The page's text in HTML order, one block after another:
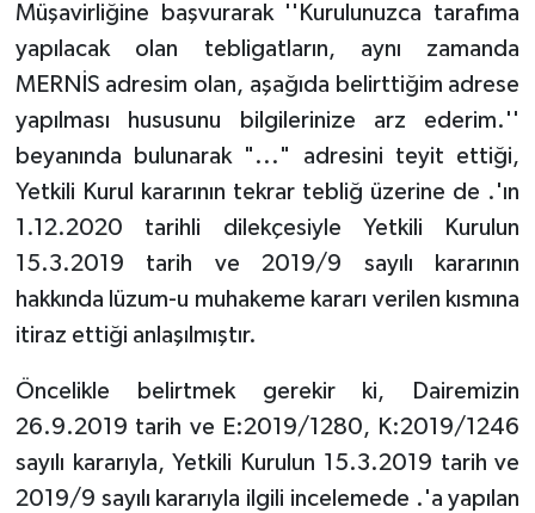
Müşavirliğine başvurarak ''Kurulunuzca tarafıma
yapılacak olan tebligatların, aynı zamanda
MERNİS adresim olan, aşağıda belirttiğim adrese
yapılması hususunu bilgilerinize arz ederim.''
beyanında bulunarak "..." adresini teyit ettiği,
Yetkili Kurul kararının tekrar tebliğ üzerine de .'ın
1.12.2020 tarihli dilekçesiyle Yetkili Kurulun
15.3.2019 tarih ve 2019/9 sayılı kararının
hakkında lüzum-u muhakeme kararı verilen kısmına
itiraz ettiği anlaşılmıştır.
Öncelikle belirtmek gerekir ki, Dairemizin
26.9.2019 tarih ve E:2019/1280, K:2019/1246
sayılı kararıyla, Yetkili Kurulun 15.3.2019 tarih ve
2019/9 sayılı kararıyla ilgili incelemede .'a yapılan